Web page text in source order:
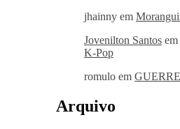
jhainny em
Jovenilton Santos em
K-Pop
romulo em
Arquivo